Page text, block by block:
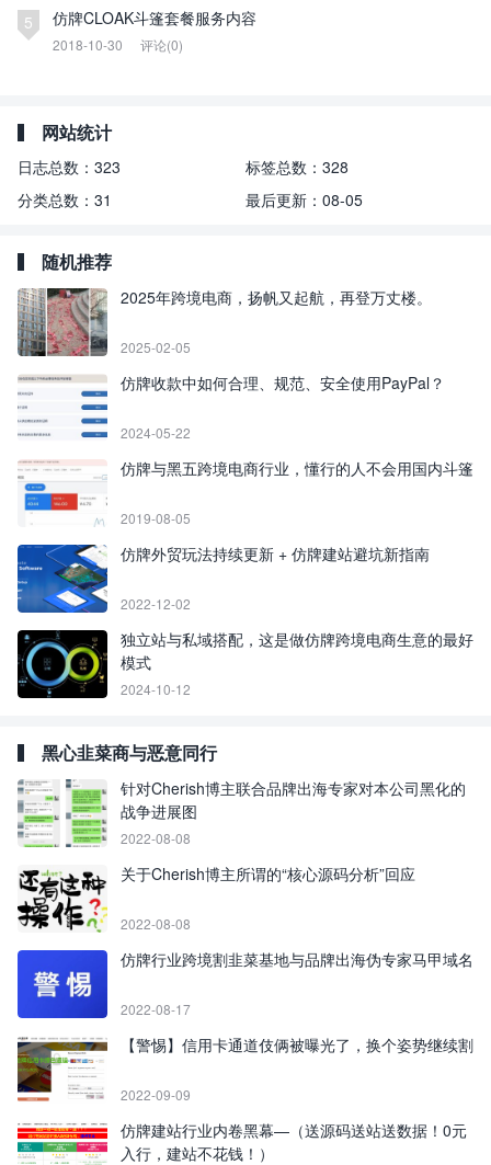
5 仿牌CLOAK斗篷套餐服务内容
2018-10-30 评论(0)
网站统计
日志总数： 323 标签总数： 328
分类总数： 31 最后更新： 08-05
随机推荐
2025年跨境电商，扬帆又起航，再登万丈楼。
2025-02-05
仿牌收款中如何合理、规范、安全使用PayPal？
2024-05-22
仿牌与黑五跨境电商行业，懂行的人不会用国内斗篷
2019-08-05
仿牌外贸玩法持续更新 + 仿牌建站避坑新指南
2022-12-02
独立站与私域搭配，这是做仿牌跨境电商生意的最好
模式
2024-10-12
黑心韭菜商与恶意同行
针对Cherish博主联合品牌出海专家对本公司黑化的
战争进展图
2022-08-08
关于Cherish博主所谓的“核心源码分析”回应
2022-08-08
仿牌行业跨境割韭菜基地与品牌出海伪专家马甲域名
2022-08-17
【警惕】信用卡通道伎俩被曝光了，换个姿势继续割
2022-09-09
仿牌建站行业内卷黑幕—（送源码送站送数据！0元
入行，建站不花钱！）